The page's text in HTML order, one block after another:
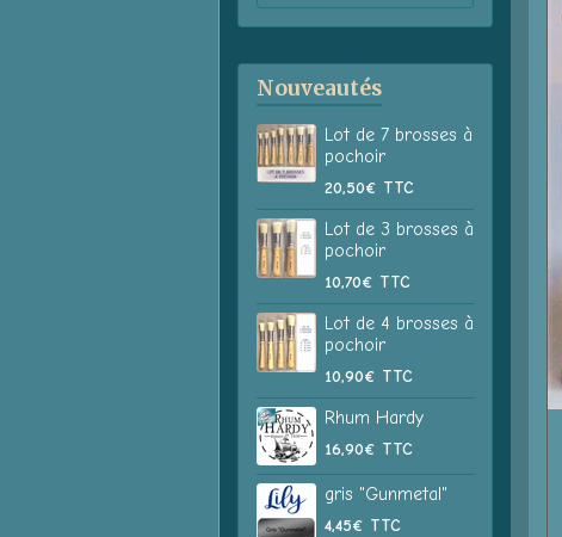
Nouveautés
Lot de 7 brosses à
pochoir
20,50€ TTC
Lot de 3 brosses à
pochoir
10,70€ TTC
Lot de 4 brosses à
pochoir
10,90€ TTC
Rhum Hardy
16,90€ TTC
gris "Gunmetal"
4,45€ TTC